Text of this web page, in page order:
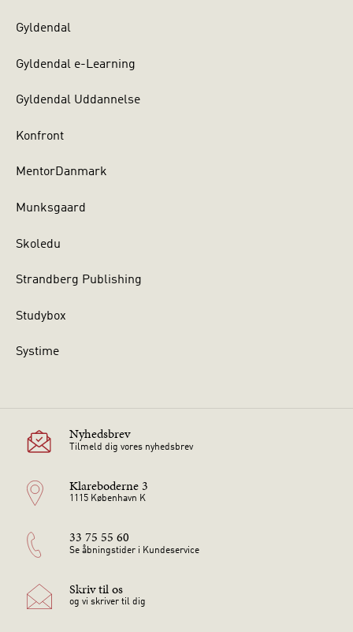
Gyldendal
Gyldendal e-Learning
Gyldendal Uddannelse
Konfront
MentorDanmark
Munksgaard
Skoledu
Strandberg Publishing
Studybox
Systime
Nyhedsbrev
Tilmeld dig vores nyhedsbrev
Klareboderne 3
1115 København K
33 75 55 60
Se åbningstider i Kundeservice
Skriv til os
og vi skriver til dig